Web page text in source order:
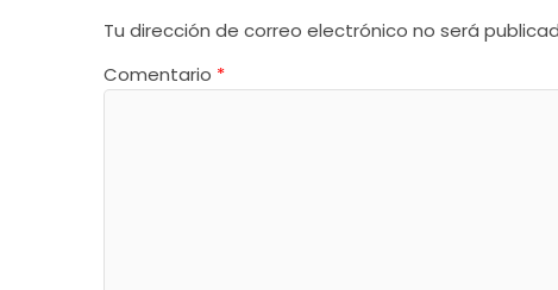
Tu dirección de correo electrónico no será
Comentario *